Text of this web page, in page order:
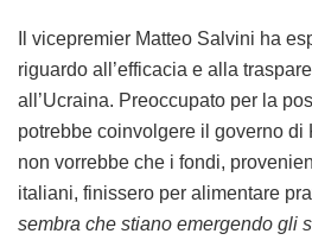
Il vicepremier Matteo Salvini ha
riguardo all’efficacia e alla
all’Ucraina. Preoccupato per la
potrebbe coinvolgere il governo di
non vorrebbe che i fondi,
italiani, finissero per alimentare
sembra che stiano emergendo gli